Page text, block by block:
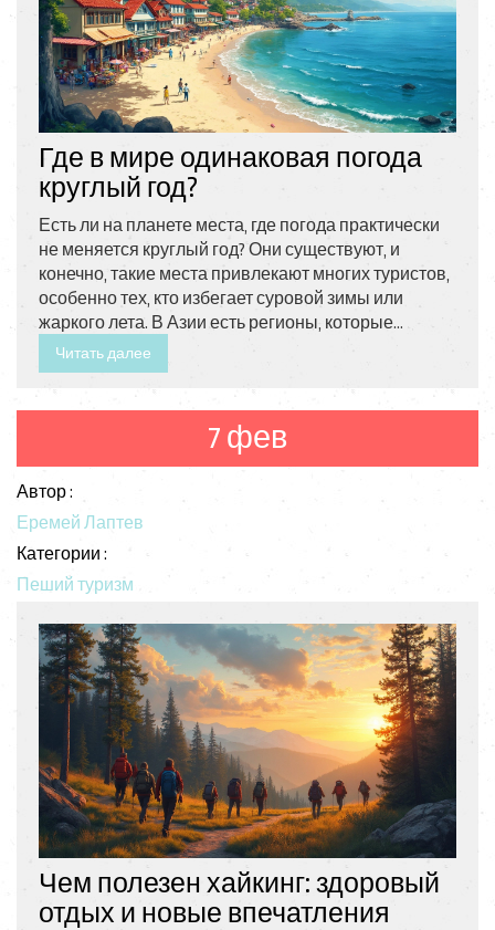
Где в мире одинаковая погода
круглый год?
Есть ли на планете места, где погода практически
не меняется круглый год? Они существуют, и
конечно, такие места привлекают многих туристов,
особенно тех, кто избегает суровой зимы или
жаркого лета. В Азии есть регионы, которые
помогут вам насладиться стабильным климатом.
Какие города и страны попадают в этот список и
Читать далее
7 фев
Автор :
Еремей Лаптев
Категории :
Пеший туризм
Чем полезен хайкинг: здоровый
отдых и новые впечатления